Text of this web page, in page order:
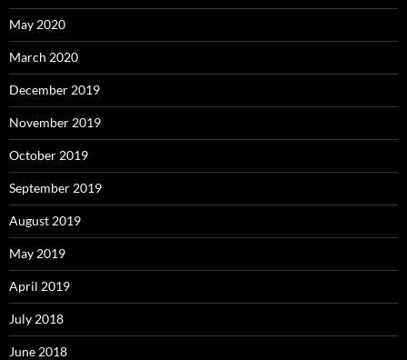
May 2020
March 2020
December 2019
November 2019
October 2019
September 2019
August 2019
May 2019
April 2019
July 2018
June 2018